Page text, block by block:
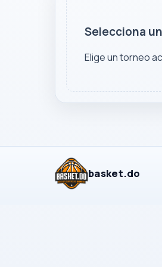
Selecciona
Elige un torneo
basket.do